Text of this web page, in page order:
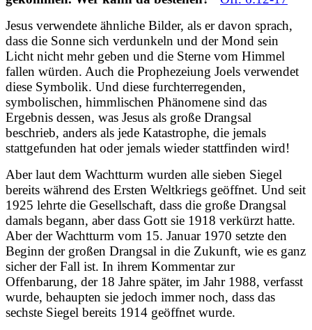
Jesus verwendete ähnliche Bilder, als er davon sprach,
dass die Sonne sich verdunkeln und der Mond sein
Licht nicht mehr geben und die Sterne vom Himmel
fallen würden. Auch die Prophezeiung Joels verwendet
diese Symbolik. Und diese furchterregenden,
symbolischen, himmlischen Phänomene sind das
Ergebnis dessen, was Jesus als große Drangsal
beschrieb, anders als jede Katastrophe, die jemals
stattgefunden hat oder jemals wieder stattfinden wird!
Aber laut dem Wachtturm wurden alle sieben Siegel
bereits während des Ersten Weltkriegs geöffnet. Und seit
1925 lehrte die Gesellschaft, dass die große Drangsal
damals begann, aber dass Gott sie 1918 verkürzt hatte.
Aber der Wachtturm vom 15. Januar 1970 setzte den
Beginn der großen Drangsal in die Zukunft, wie es ganz
sicher der Fall ist. In ihrem Kommentar zur
Offenbarung, der 18 Jahre später, im Jahr 1988, verfasst
wurde, behaupten sie jedoch immer noch, dass das
sechste Siegel bereits 1914 geöffnet wurde.